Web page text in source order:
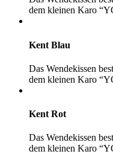
dem kleinen Karo
Kent Blau
Das Wendekissen
dem kleinen Karo
Kent Rot
Das Wendekissen
dem kleinen Karo